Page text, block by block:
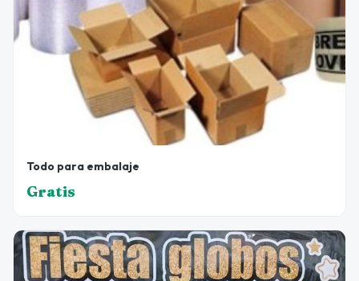
Todo para embalaje
Gratis